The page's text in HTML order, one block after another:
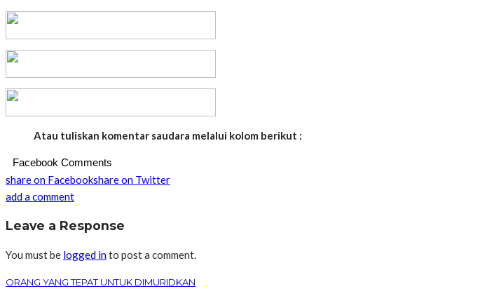
Atau tuliskan komentar saudara melalui kolom berikut :
Facebook Comments
share on Facebookshare on Twitter
add a comment
Leave a Response
You must be logged into post a comment.
ORANG YANG TEPAT UNTUK DIMURIDKAN